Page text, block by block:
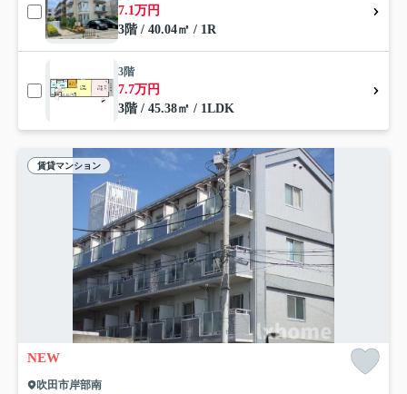
7.1万円
3階 / 40.04㎡ / 1R
3階
7.7万円
3階 / 45.38㎡ / 1LDK
賃貸マンション
NEW
吹田市岸部南